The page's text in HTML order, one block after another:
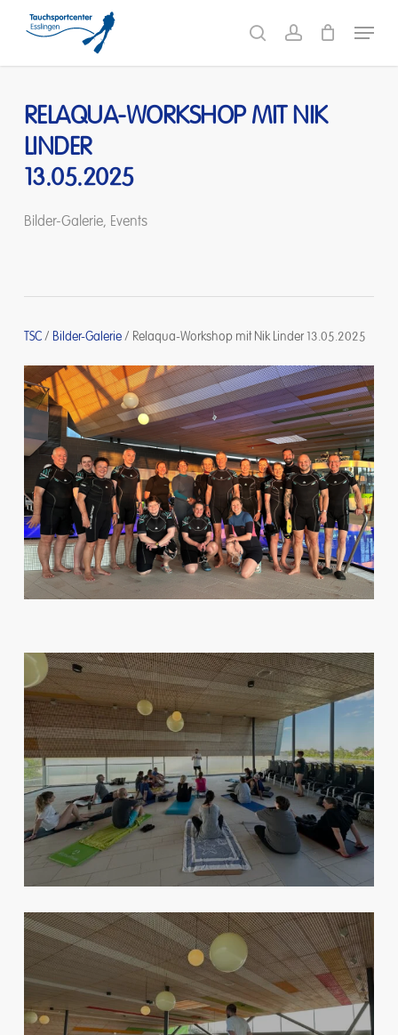
main
searchaccount
Menu
RELAQUA-WORKSHOP MIT NIK
LINDER
13.05.2025
Bilder-Galerie, Events
TSC/ Bilder-Galerie/ Relaqua-Workshop mit Nik Linder 13.05.2025